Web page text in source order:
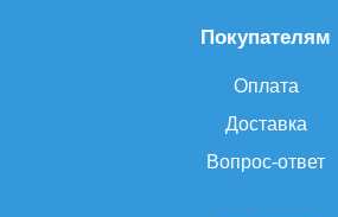
Покупателям
Оплата
Доставка
Вопрос-ответ